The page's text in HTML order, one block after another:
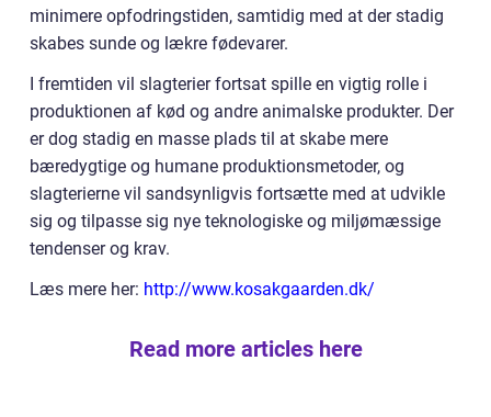
minimere opfodringstiden, samtidig med at der stadig
skabes sunde og lækre fødevarer.
I fremtiden vil slagterier fortsat spille en vigtig rolle i
produktionen af kød og andre animalske produkter. Der
er dog stadig en masse plads til at skabe mere
bæredygtige og humane produktionsmetoder, og
slagterierne vil sandsynligvis fortsætte med at udvikle
sig og tilpasse sig nye teknologiske og miljømæssige
tendenser og krav.
Læs mere her: http://www.kosakgaarden.dk/
Read more articles here